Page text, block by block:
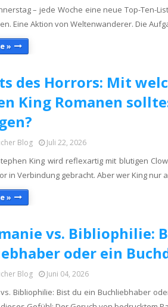
– jede Woche eine neue Top-Ten-
Eine Aktion von Weltenwanderer. ​Die
»
des Horrors: Mit
King Romanen
Blog Juli 22, 2026
King wird reflexartig mit blutigen
in Verbindung gebracht. Aber wer King nur
»
vs. Bibliophilie:
oder ein
Blog Juni 04, 2026
Bibliophilie: Bist du ein Buchliebhaber